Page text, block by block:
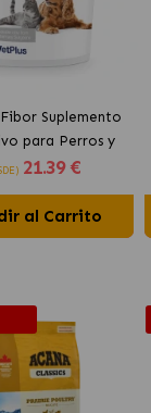
Suplemento
para Perros y
Gatos
21.39 €
al Carrito